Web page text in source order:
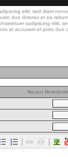
elitr, sed diam
duo dolores et ea
sadipscing elitr,
et accusam et justo
Neuen